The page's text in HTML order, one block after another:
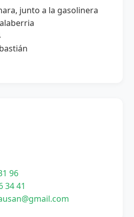
junto a la gasolinera
96
34 41